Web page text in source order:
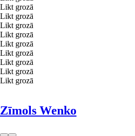
Likt grozā
Likt grozā
Likt grozā
Likt grozā
Likt grozā
Likt grozā
Likt grozā
Likt grozā
Likt grozā
Zīmols Wenko